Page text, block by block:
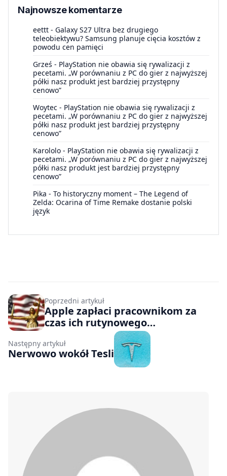
Najnowsze komentarze
eettt - Galaxy S27 Ultra bez drugiego
teleobiektywu? Samsung planuje cięcia kosztów z
powodu cen pamięci
Grześ - PlayStation nie obawia się rywalizacji z
pecetami. „W porównaniu z PC do gier z najwyższej
półki nasz produkt jest bardziej przystępny
cenowo”
Woytec - PlayStation nie obawia się rywalizacji z
pecetami. „W porównaniu z PC do gier z najwyższej
półki nasz produkt jest bardziej przystępny
cenowo”
Karololo - PlayStation nie obawia się rywalizacji z
pecetami. „W porównaniu z PC do gier z najwyższej
półki nasz produkt jest bardziej przystępny
cenowo”
Pika - To historyczny moment – The Legend of
Zelda: Ocarina of Time Remake dostanie polski
język
Poprzedni artykuł
Apple zapłaci pracownikom za
czas ich rutynowego
przeszukiwania
Następny artykuł
Nerwowo wokół Tesli